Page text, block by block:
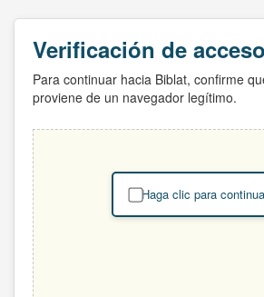
Verificación de acceso
Para continuar hacia Biblat, confirme
proviene de un navegador legítimo.
Haga clic para